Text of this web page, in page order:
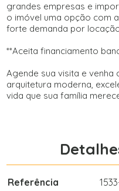
grandes empresas e
o imóvel uma opção com
forte demanda por
**Aceita financiamento
Agende sua visita e venha
arquitetura moderna,
vida que sua família
Referência